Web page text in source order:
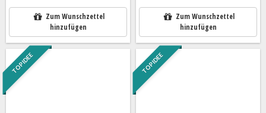
Zum Wunschzettel
hinzufügen
Zum Wunschzettel
hinzufügen
TOP IDEE TOP IDEE